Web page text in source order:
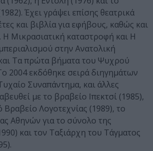
Έχει γράψει επίσης θεατρικά
και βιβλία για εφήβους, καθώς και
Η Μικρασιατική καταστροφή και H
στην Ανατολική
Τα πρώτα βήματα του Ψυχρού
2004 εκδόθηκε σειρά διηγημάτων
Συναπάντημα, και άλλες
με το βραβείο Ιπεκτσί (1985),
Βραβείο Λογοτεχνίας (1989), το
Αθηνών για το σύνολο της
και τον Ταξιάρχη του Τάγματος